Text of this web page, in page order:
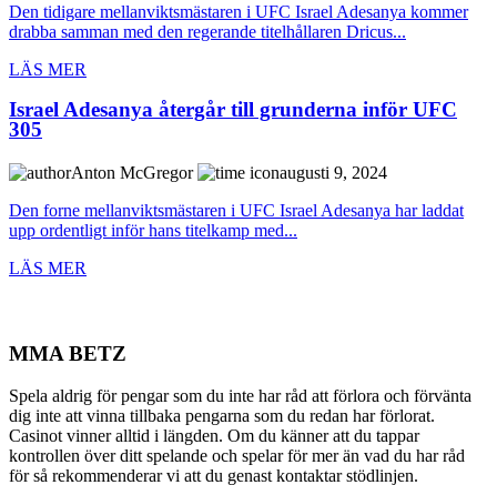
Den tidigare mellanviktsmästaren i UFC Israel Adesanya kommer
drabba samman med den regerande titelhållaren Dricus...
LÄS MER
Israel Adesanya återgår till grunderna inför UFC
305
Anton McGregor
augusti 9, 2024
Den forne mellanviktsmästaren i UFC Israel Adesanya har laddat
upp ordentligt inför hans titelkamp med...
LÄS MER
MMA BETZ
Spela aldrig för pengar som du inte har råd att förlora och förvänta
dig inte att vinna tillbaka pengarna som du redan har förlorat.
Casinot vinner alltid i längden. Om du känner att du tappar
kontrollen över ditt spelande och spelar för mer än vad du har råd
för så rekommenderar vi att du genast kontaktar stödlinjen.